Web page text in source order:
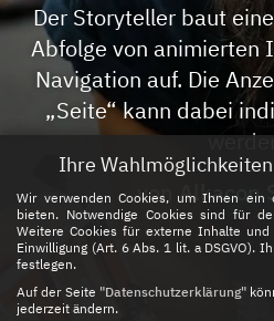
Ihre
Wir verwenden Cookies, um Ihnen ein
bieten. Notwendige Cookies sind für
Weitere Cookies für externe Inhalte
Einwilligung (Art. 6 Abs. 1 lit. a DSGVO).
festlegen.
Auf der Seite "Datenschutzerklärung"
jederzeit ändern.
Der Storyteller baut
Abfolge von animierten
Navigation auf. Die
„Seite“ kann dabei
von Alkacon